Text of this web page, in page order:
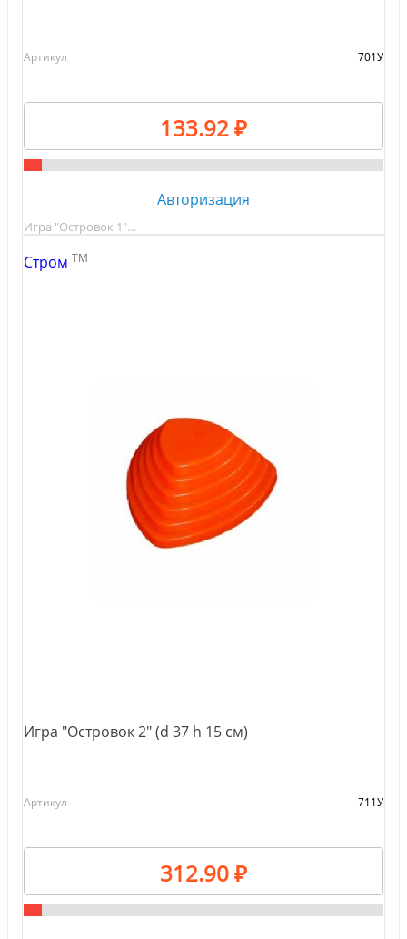
Артикул 701У
133.92 ₽
Авторизация
Игра "Островок 1"…
Стром TM
Игра "Островок 2" (d 37 h 15 см)
Артикул 711У
312.90 ₽